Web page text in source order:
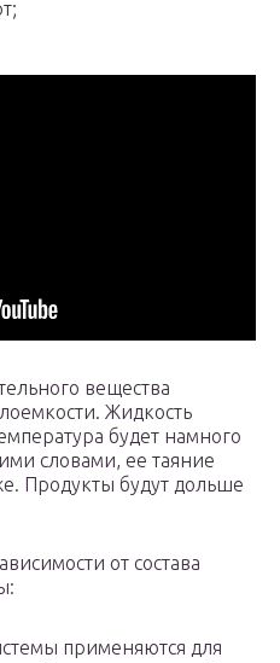
вещества
Жидкость
будет намного
словами, ее таяние
Продукты будут дольше
от состава
применяются для